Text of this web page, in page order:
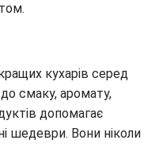
кухарів серед
до смаку, аромату,
допомагає
шедеври. Вони ніколи